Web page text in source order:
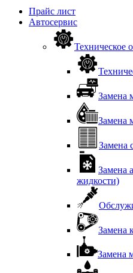
Прайс лист
Автосервис
Техническое
Замена
Замена
Замена
Замена
жидкости)
Замена
Замена